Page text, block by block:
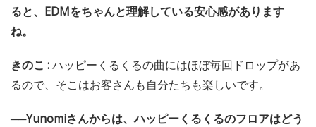
ると、EDMをちゃんと理解している安心感があります
ね。
きのこ :ハッピーくるくるの曲にはほぼ毎回ドロップがあ
るので、そこはお客さんも自分たちも楽しいです。
──Yunomiさんからは、ハッピーくるくるのフロアはどう